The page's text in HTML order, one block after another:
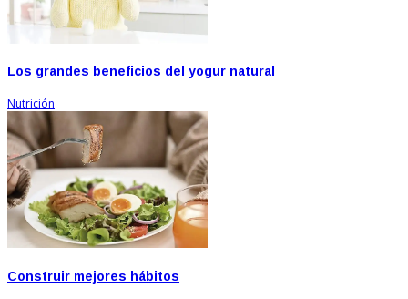
Los grandes beneficios del yogur natural
Nutrición
Construir mejores hábitos